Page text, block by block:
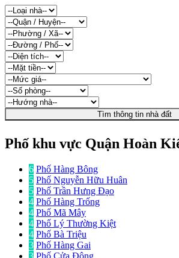
Tìm thông tin nhà đất
Phố khu vực Quận Hoàn
6 Phố Hàng Bông
5 Phố Nguyễn Hữu Huân
5 Phố Trần Hưng Đạo
4 Phố Hàng Trống
4 Phố Mã Mây
4 Phố Lý Thường Kiệt
4 Phố Bà Triệu
3 Phố Hàng Gai
3 Phố Cửa Đông